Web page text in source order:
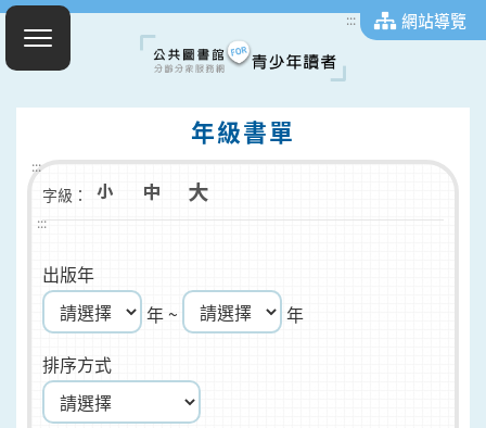
::: 網站導覽
年級書單
:::
字級：
:::
出版年
年 ~
年
排序方式